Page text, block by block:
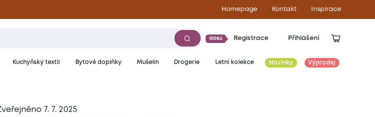
Homepage Kontakt Inspirace
100Kč Registrace Přihlášení
Kuchyňský textil Bytové doplňky Mušelín Drogerie Letní kolekce Novinky Výprodej
7. 7. 2025